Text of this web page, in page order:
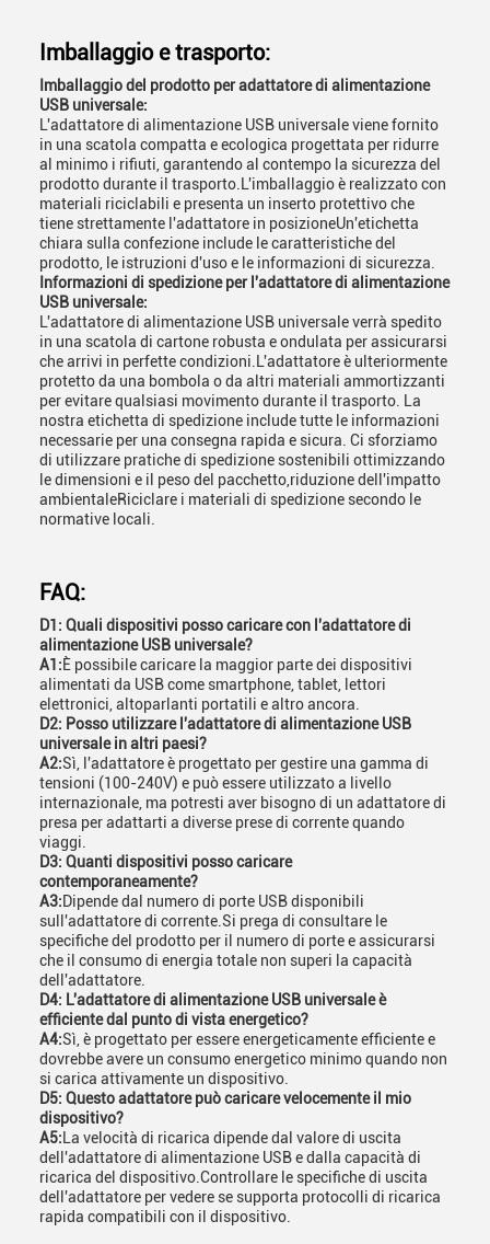
Imballaggio e trasporto:
Imballaggio del prodotto per adattatore di alimentazione
USB universale:
L'adattatore di alimentazione USB universale viene fornito
in una scatola compatta e ecologica progettata per ridurre
al minimo i rifiuti, garantendo al contempo la sicurezza del
prodotto durante il trasporto.L'imballaggio è realizzato con
materiali riciclabili e presenta un inserto protettivo che
tiene strettamente l'adattatore in posizioneUn'etichetta
chiara sulla confezione include le caratteristiche del
prodotto, le istruzioni d'uso e le informazioni di sicurezza.
Informazioni di spedizione per l'adattatore di alimentazione
USB universale:
L'adattatore di alimentazione USB universale verrà spedito
in una scatola di cartone robusta e ondulata per assicurarsi
che arrivi in perfette condizioni.L'adattatore è ulteriormente
protetto da una bombola o da altri materiali ammortizzanti
per evitare qualsiasi movimento durante il trasporto. La
nostra etichetta di spedizione include tutte le informazioni
necessarie per una consegna rapida e sicura. Ci sforziamo
di utilizzare pratiche di spedizione sostenibili ottimizzando
le dimensioni e il peso del pacchetto,riduzione dell'impatto
ambientaleRiciclare i materiali di spedizione secondo le
normative locali.
FAQ:
D1: Quali dispositivi posso caricare con l'adattatore di
alimentazione USB universale?
A1:È possibile caricare la maggior parte dei dispositivi
alimentati da USB come smartphone, tablet, lettori
elettronici, altoparlanti portatili e altro ancora.
D2: Posso utilizzare l'adattatore di alimentazione USB
universale in altri paesi?
A2:Sì, l'adattatore è progettato per gestire una gamma di
tensioni (100-240V) e può essere utilizzato a livello
internazionale, ma potresti aver bisogno di un adattatore di
presa per adattarti a diverse prese di corrente quando
viaggi.
D3: Quanti dispositivi posso caricare
contemporaneamente?
A3:Dipende dal numero di porte USB disponibili
sull'adattatore di corrente.Si prega di consultare le
specifiche del prodotto per il numero di porte e assicurarsi
che il consumo di energia totale non superi la capacità
dell'adattatore.
D4: L'adattatore di alimentazione USB universale è
efficiente dal punto di vista energetico?
A4:Sì, è progettato per essere energeticamente efficiente e
dovrebbe avere un consumo energetico minimo quando non
si carica attivamente un dispositivo.
D5: Questo adattatore può caricare velocemente il mio
dispositivo?
A5: La velocità di ricarica dipende dal valore di uscita
dell'adattatore di alimentazione USB e dalla capacità di
ricarica del dispositivo.Controllare le specifiche di uscita
dell'adattatore per vedere se supporta protocolli di ricarica
rapida compatibili con il dispositivo.